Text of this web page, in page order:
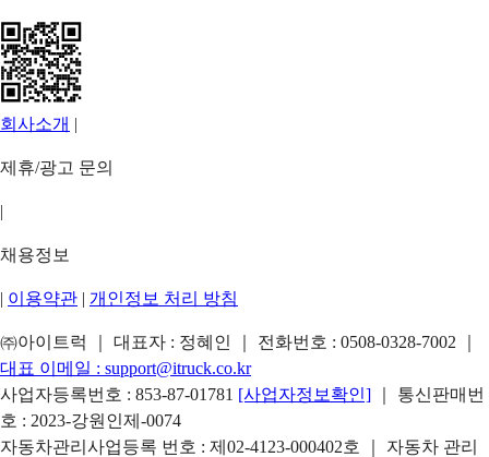
회사소개 |
제휴/광고 문의
|
채용정보
| 이용약관 | 개인정보 처리 방침
㈜아이트럭 ｜ 대표자 : 정혜인 ｜ 전화번호 : 0508-0328-7002
대표 이메일 : support@itruck.co.kr
사업자등록번호 : 853-87-01781 [사업자정보확인]
｜ 통신판매번
호 : 2023-강원인제-0074
자동차관리사업등록 번호 : 제02-4123-000402호 ｜ 자동차 관리